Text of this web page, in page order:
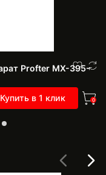
Profter МХ-395-
Купить в 1 клик 0